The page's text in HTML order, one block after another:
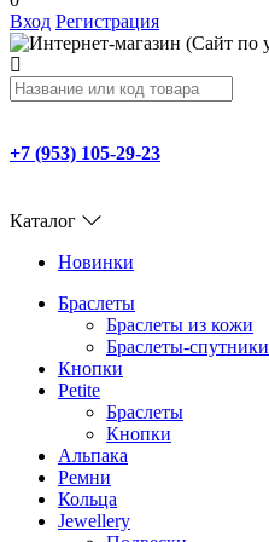
Вход Регистрация
+7 (953) 105-29-23
Каталог
Новинки
Браслеты
Браслеты из кожи
Браслеты-спутники
Кнопки
Petite
Браслеты
Кнопки
Альпака
Ремни
Кольца
Jewellery